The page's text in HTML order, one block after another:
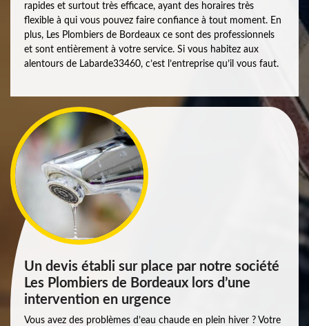
rapides et surtout très efficace, ayant des horaires très
flexible à qui vous pouvez faire confiance à tout moment. En
plus, Les Plombiers de Bordeaux ce sont des professionnels
et sont entièrement à votre service. Si vous habitez aux
alentours de Labarde33460, c’est l’entreprise qu’il vous faut.
Un devis établi sur place par notre société
Les Plombiers de Bordeaux lors d’une
intervention en urgence
Vous avez des problèmes d’eau chaude en plein hiver ? Votre